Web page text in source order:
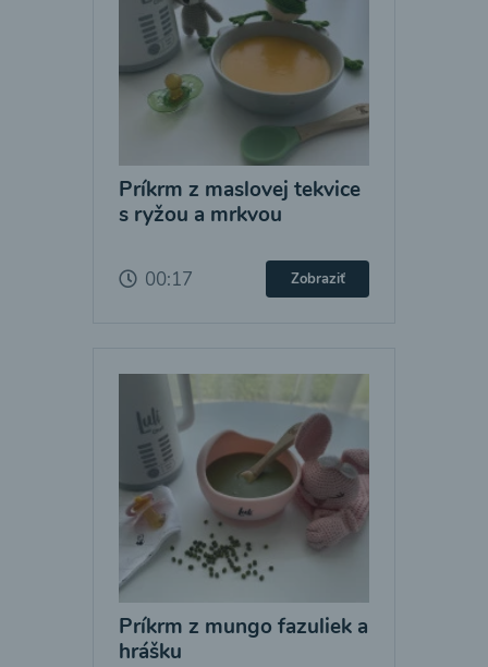
Príkrm z maslovej tekvice
s ryžou a mrkvou
00:17 Zobraziť
Príkrm z mungo fazuliek a
hrášku